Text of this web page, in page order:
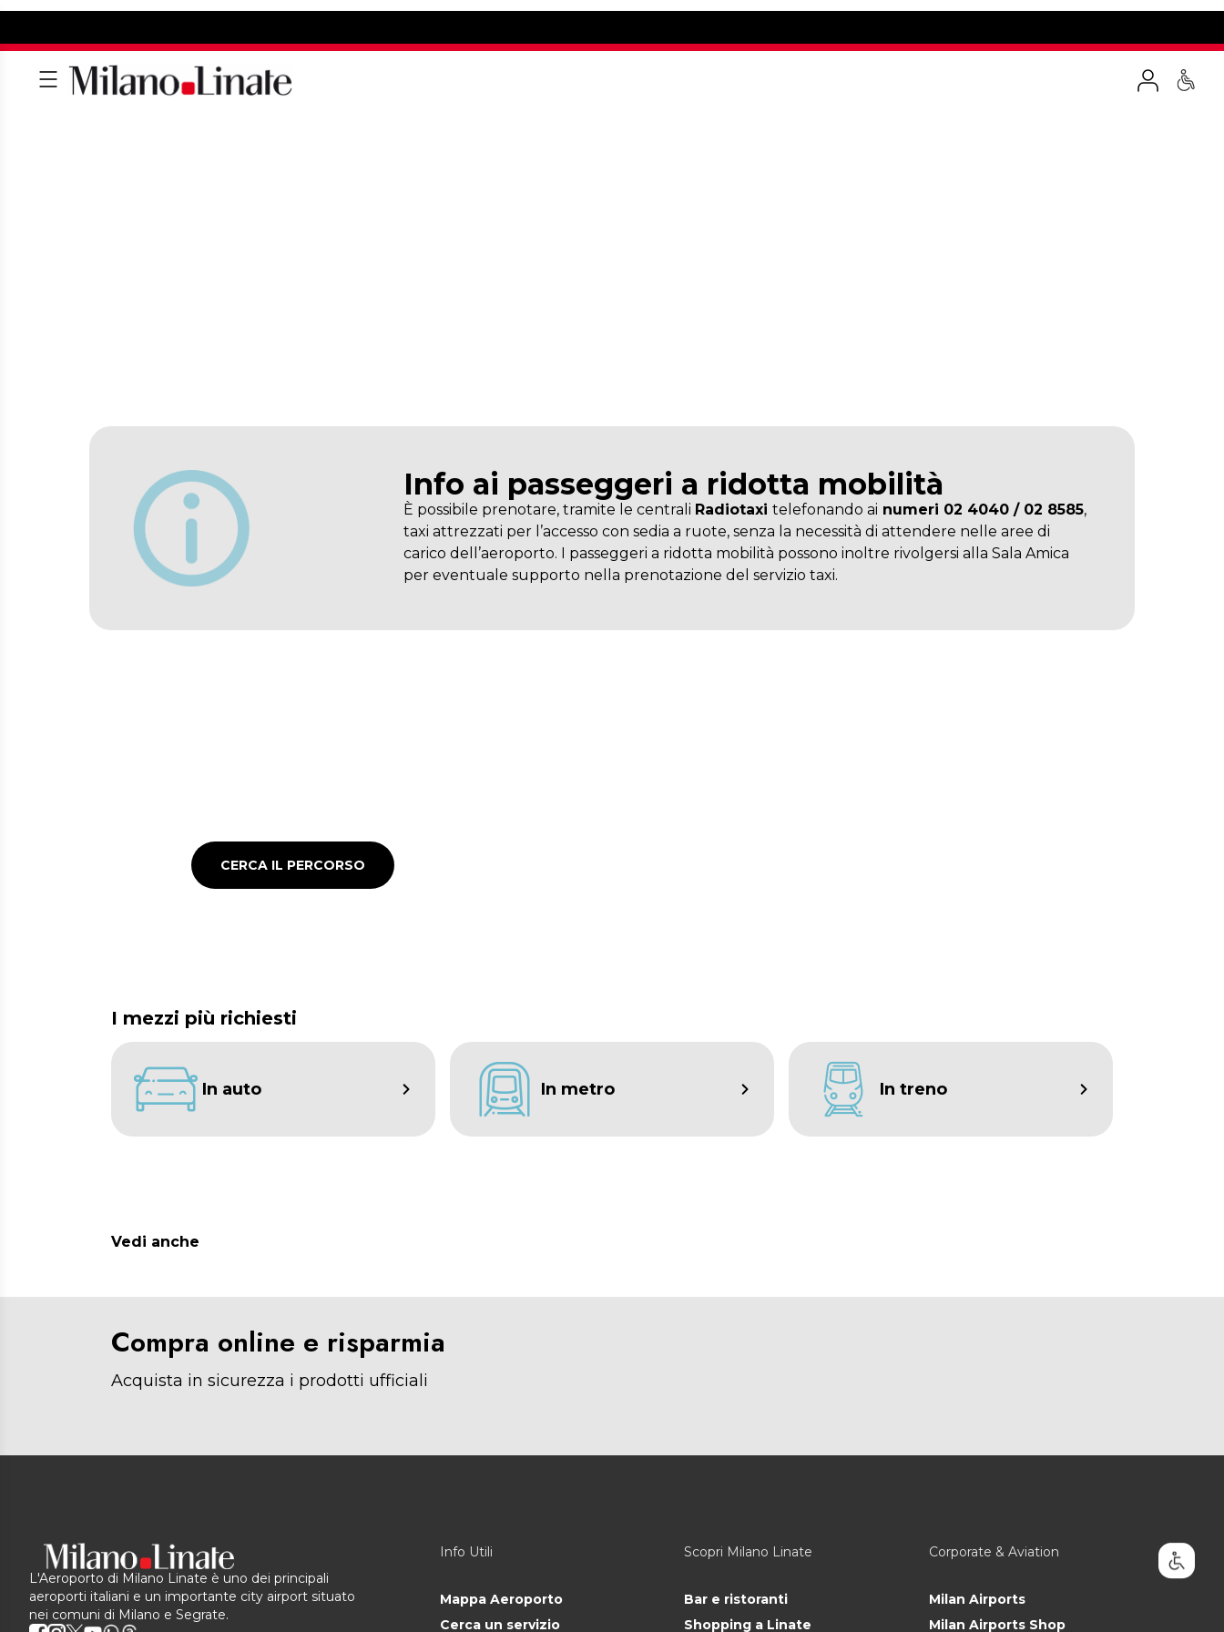
Info ai passeggeri a ridotta mobilità
È possibile prenotare, tramite le centrali Radiotaxi telefonando ai numeri 02 4040 / 02 8585,
taxi attrezzati per l’accesso con sedia a ruote, senza la necessità di attendere nelle aree di
carico dell’aeroporto. I passeggeri a ridotta mobilità possono inoltre rivolgersi alla Sala Amica
per eventuale supporto nella prenotazione del servizio taxi.
CERCA IL PERCORSO
I mezzi più richiesti
In auto In metro In treno
Vedi anche
Compra online e risparmia
Acquista in sicurezza i prodotti ufficiali
L'Aeroporto di Milano Linate è uno dei principali
aeroporti italiani e un importante city airport situato
nei comuni di Milano e Segrate.
Info Utili
Mappa Aeroporto
Cerca un servizio
Scopri Milano Linate
Bar e ristoranti
Shopping a Linate
Corporate & Aviation
Milan Airports
Milan Airports Shop